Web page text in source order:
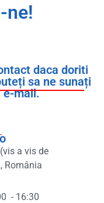
ne!
daca doriti
sa ne sunați
e-mail.
a vis de
România
- 16:30